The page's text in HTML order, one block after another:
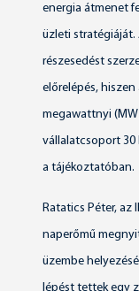
energia átmenet
üzleti
részesedést
előrelépés,
megawattnyi
vállalatcsoport 30
a tájékoztatóban.
Ratatics Péter, az
naperőmű
üzembe
lépést tettek egy